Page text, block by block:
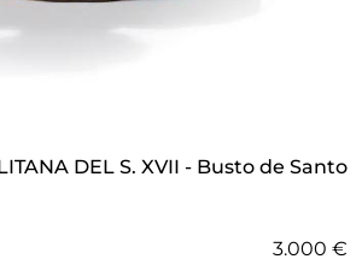
DEL S. XVII - Busto de Santo
3.000 €